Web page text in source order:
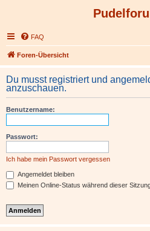
FAQ
Foren-Übersicht
Du musst registriert und
anzuschauen.
Benutzername:
Passwort:
Ich habe mein Passwort vergessen
Angemeldet bleiben
Meinen Online-Status während dieser